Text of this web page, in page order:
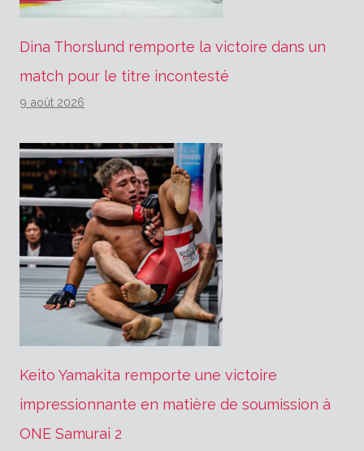
Dina Thorslund remporte la victoire dans un
match pour le titre incontesté
9 août 2026
Keito Yamakita remporte une victoire
impressionnante en matière de soumission à
ONE Samurai 2